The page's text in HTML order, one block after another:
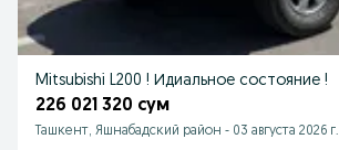
Mitsubishi L200 ! Идиальное состояние !
226 021 320 сум
Ташкент, Яшнабадский район - 03 августа 2026 г.